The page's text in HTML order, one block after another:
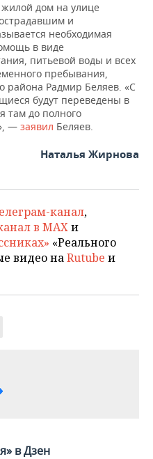
жилой дом на улице
и
необходимая
в виде
питьевой воды и всех
пребывания,
района Радмир Беляев. «С
будут переведены в
там до полного
— заявил Беляев.
Наталья Жирнова
канал,
в MAXи
«Реального
видео наRutube и
в Дзен